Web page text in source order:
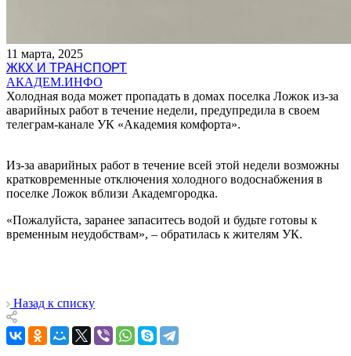
11 марта, 2025
ЖКХ И ТРАНСПОРТ
АКАДЕМ.ИНФО
Холодная вода может пропадать в домах поселка Ложок из-за
аварийных работ в течение недели, предупредила в своем
телеграм-канале УК «Академия комфорта».
Из-за аварийных работ в течение всей этой недели возможны
кратковременные отключения холодного водоснабжения в
поселке Ложок вблизи Академгородка.
«Пожалуйста, заранее запаситесь водой и будьте готовы к
временным неудобствам», – обратилась к жителям УК.
Назад к списку